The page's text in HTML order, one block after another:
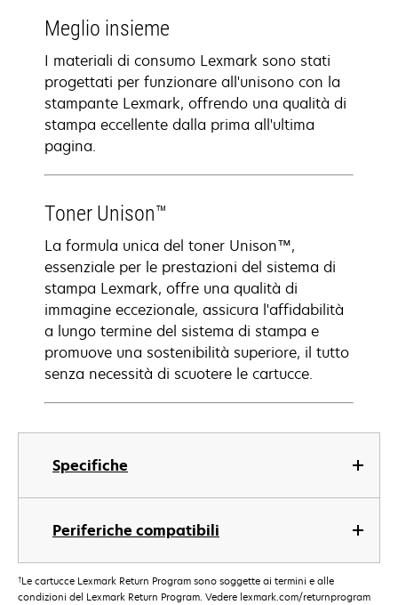
Specifiche
Periferiche compatibili
Meglio insieme
I materiali di consumo Lexmark sono stati
progettati per funzionare all'unisono con la
stampante Lexmark, offrendo una qualità di
stampa eccellente dalla prima all'ultima
pagina.
Toner Unison™
La formula unica del toner Unison™,
essenziale per le prestazioni del sistema di
stampa Lexmark, offre una qualità di
immagine eccezionale, assicura l'affidabilità
a lungo termine del sistema di stampa e
promuove una sostenibilità superiore, il tutto
senza necessità di scuotere le cartucce.
†Le cartucce Lexmark Return Program sono soggette ai termini e alle
condizioni del Lexmark Return Program. Vedere lexmark.com/returnprogram